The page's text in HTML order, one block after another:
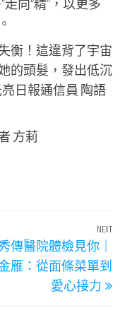
向“精”，以更多
衡！這違背了宇宙
的頭髮，發出低沉
日報通信員 陶語
方莉
Next
NEXT
傳醫院體檢見你｜
雁：從面條菜單到
愛心接力